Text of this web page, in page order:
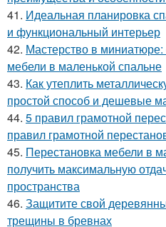
41. Идеальная планировка
и функциональный интерьер
42. Мастерство в
мебели в маленькой спальне
43. Как утеплить
простой способ и дешевые
44. 5 правил грамотной
правил грамотной
45. Перестановка мебели в
получить максимальную
пространства
46. Защитите свой
трещины в бревнах